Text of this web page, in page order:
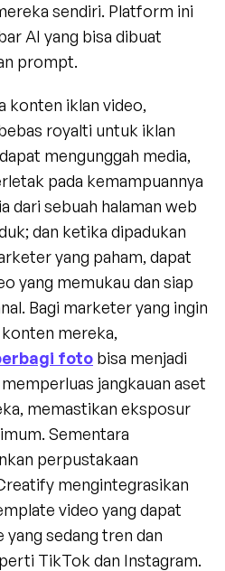
sendiri. Platform ini
AI yang bisa dibuat
prompt.
konten iklan video,
royalti untuk iklan
mengunggah media,
pada kemampuannya
dari sebuah halaman web
dan ketika dipadukan
yang paham, dapat
yang memukau dan siap
Bagi marketer yang ingin
mereka,
foto bisa menjadi
jangkauan aset
memastikan eksposur
Sementara
perpustakaan
mengintegrasikan
video yang dapat
sedang tren dan
TikTok dan Instagram.